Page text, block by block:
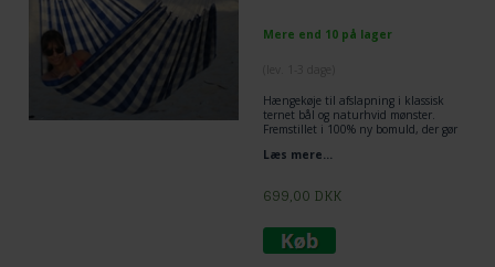
Mere end 10 på lager
Hængekøje til afslapning i klassisk
ternet bål og naturhvid mønster.
Fremstillet i 100% ny bomuld, der gør
hængekøje i super kvalitet.
Vild med hængekøje i god stil.
Materiale: 100% Ny bomuld
Totallængden 350 cm
Liggebredden er 145 cm
Læs mere...
699,00 DKK